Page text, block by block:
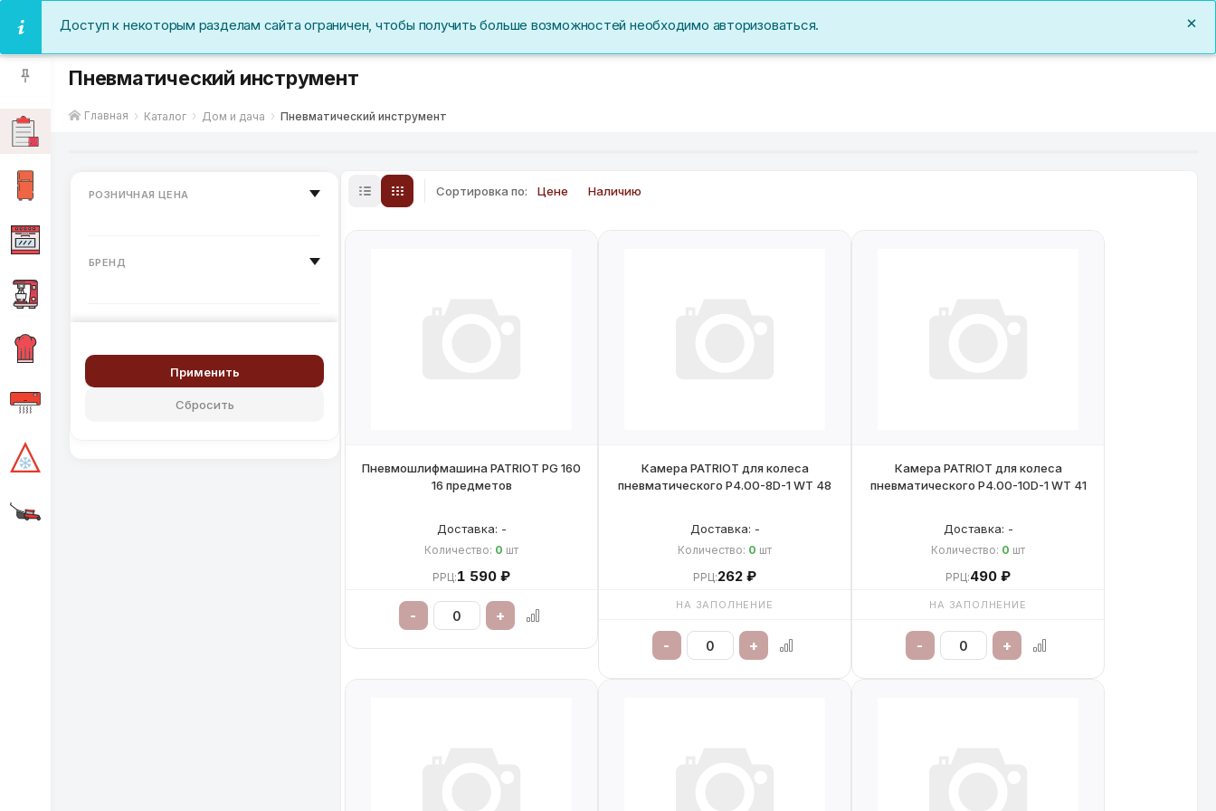
Акции Перс. данные
Пневматический инструмент
Главная Каталог Дом и дача Пневматический инструмент
РОЗНИЧНАЯ ЦЕНА
БРЕНД
Сортировка по: Цене Наличию
Пневмошлифмашина PATRIOT PG 160
16 предметов
Доставка: -
Количество: 0 шт
РРЦ:1 590 ₽
- +
Камера PATRIOT для колеса
пневматического P4.00-8D-1 WT 48
Доставка: -
Количество: 0 шт
РРЦ:262 ₽
НА ЗАПОЛНЕНИЕ
- +
Камера PATRIOT для колеса
пневматического P4.00-10D-1 WT 41
Доставка: -
Количество: 0 шт
РРЦ:490 ₽
НА ЗАПОЛНЕНИЕ
- +
Доступ к некоторым разделам сайта ограничен, чтобы получить больше возможностей необходимо авторизоваться.